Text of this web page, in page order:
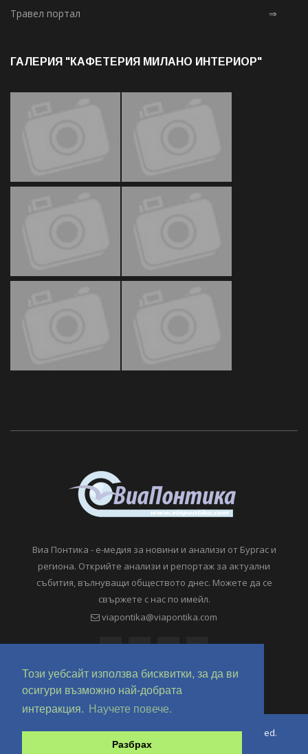
Този уебсайт използва бисквитки, за да ви
осигури възможно най-добрата
интеракция.
Научете повече.
Разбрах
Травел портал ⇒
ГАЛЕРИЯ "КАФЕТЕРИЯ МИЛАНО ИНТЕРИОР"
Виа Понтика - е-медия за новини и анализи от Бургас и
региона. Открийте анализи и репортаж за актуални
събития, вълнуващи обществото днес. Можете да се
свържете с нас по имейл.
viapontika@viapontika.com
Copyright © 2018-2024 ViaPontika.com. All Rights Reserved.
Development @ OverHertz Ltd